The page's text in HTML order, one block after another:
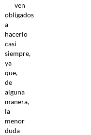
ven
obligados
a
hacerlo
casi
siempre,
ya
que,
de
alguna
manera,
la
menor
duda